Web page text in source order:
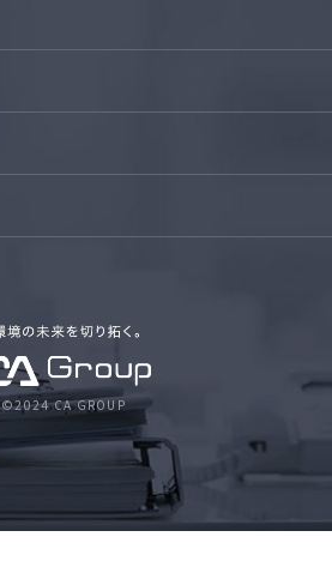
©2024 CA GROUP